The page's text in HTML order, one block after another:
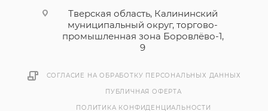
Тверская область, Калининский
муниципальный округ, торгово-
промышленная зона Боровлёво-1,
9
СОГЛАСИЕ НА ОБРАБОТКУ ПЕРСОНАЛЬНЫХ ДАННЫХ
ПУБЛИЧНАЯ ОФЕРТА
ПОЛИТИКА КОНФИДЕНЦИАЛЬНОСТИ